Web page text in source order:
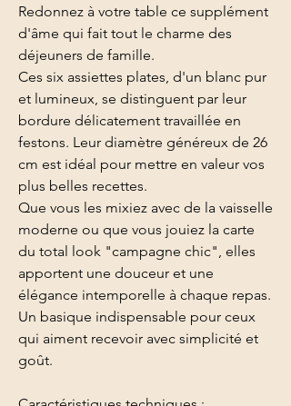
Redonnez à votre table ce supplément
d'âme qui fait tout le charme des
déjeuners de famille.
Ces six assiettes plates, d'un blanc pur
et lumineux, se distinguent par leur
bordure délicatement travaillée en
festons. Leur diamètre généreux de 26
cm est idéal pour mettre en valeur vos
plus belles recettes.
Que vous les mixiez avec de la vaisselle
moderne ou que vous jouiez la carte
du total look "campagne chic", elles
apportent une douceur et une
élégance intemporelle à chaque repas.
Un basique indispensable pour ceux
qui aiment recevoir avec simplicité et
goût.